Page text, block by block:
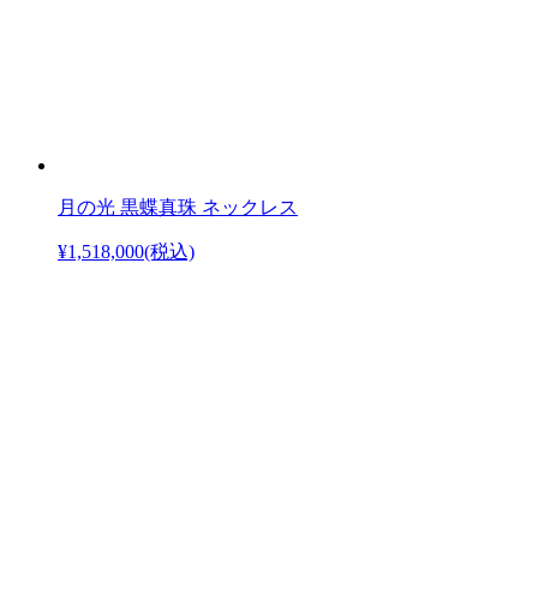
月の光 黒蝶真珠 ネックレス
¥1,518,000(税込)